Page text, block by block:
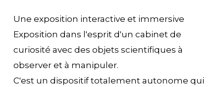
Une exposition interactive et immersive
Exposition dans l'esprit d'un cabinet de
curiosité avec des objets scientifiques à
observer et à manipuler.
C'est un dispositif totalement autonome qui